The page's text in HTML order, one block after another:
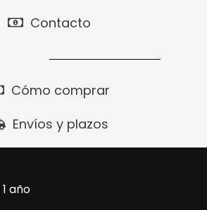
Contacto
Cómo comprar
Envíos y plazos
año